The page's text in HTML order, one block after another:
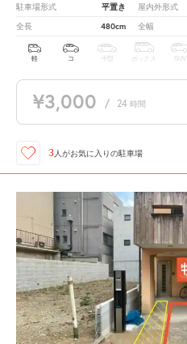
駐車場形式 平置き 屋内外形式
全長 480cm 全幅
軽 コ 中型 ボックス SUV
¥3,000 / 24 時間
3人がお気に入りの駐車場